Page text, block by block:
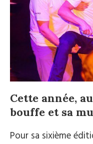
Cette année,
bouffe et sa
Pour sa sixième